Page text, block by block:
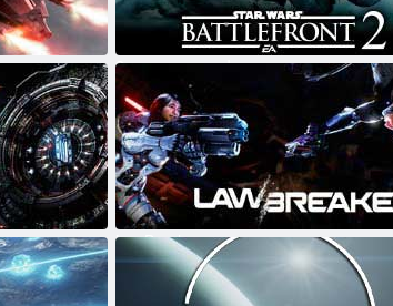
2 טכַאלש סרַאוו ןרעטש
LawBreakers